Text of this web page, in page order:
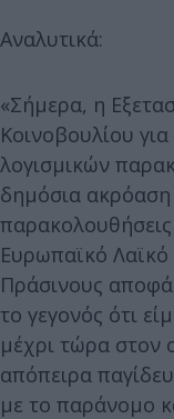
Αναλυτικά:
«Σήμερα, η
Κοινοβουλίου
λογισμικών
δημόσια ακρόαση
Ευρωπαϊκό
Πράσινους
το γεγονός ότι
μέχρι τώρα στον
απόπειρα
με το παράνομο